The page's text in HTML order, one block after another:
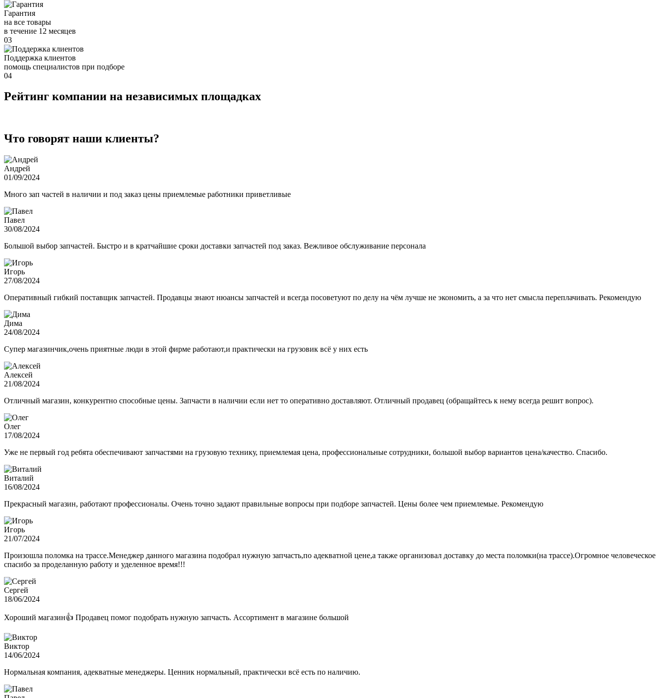
Гарантия
на все товары
в течение 12 месяцев
03
Поддержка клиентов
помощь специалистов при подборе
04
Рейтинг компании на независимых площадках
Что говорят наши клиенты?
Андрей
01/09/2024
Много зап частей в наличии и под заказ цены приемлемые работники приветливые
Павел
30/08/2024
Большой выбор запчастей. Быстро и в кратчайшие сроки доставки запчастей под заказ. Вежливое обслуживание персонала
Игорь
27/08/2024
Оперативный гибкий поставщик запчастей. Продавцы знают нюансы запчастей и всегда посоветуют по делу на чём лучше не экономить, а за что нет смысла переплачивать. Рекомендую
Дима
24/08/2024
Супер магазинчик,очень приятные люди в этой фирме работают,и практически на грузовик всё у них есть
Алексей
21/08/2024
Отличный магазин, конкурентно способные цены. Запчасти в наличии если нет то оперативно доставляют. Отличный продавец (обращайтесь к нему всегда решит вопрос).
Олег
17/08/2024
Уже не первый год ребята обеспечивают запчастями на грузовую технику, приемлемая цена, профессиональные сотрудники, большой выбор вариантов цена/качество. Спасибо.
Виталий
16/08/2024
Прекрасный магазин, работают профессионалы. Очень точно задают правильные вопросы при подборе запчастей. Цены более чем приемлемые. Рекомендую
Игорь
21/07/2024
Произошла поломка на трассе.Менеджер данного магазина подобрал нужную запчасть,по адекватной цене,а также организовал доставку до места поломки(на трассе).Огромное человеческое
спасибо за проделанную работу и уделенное время!!!
Сергей
18/06/2024
Хороший магазин👍 Продавец помог подобрать нужную запчасть. Ассортимент в магазине большой
Виктор
14/06/2024
Нормальная компания, адекватные менеджеры. Ценник нормальный, практически всё есть по наличию.